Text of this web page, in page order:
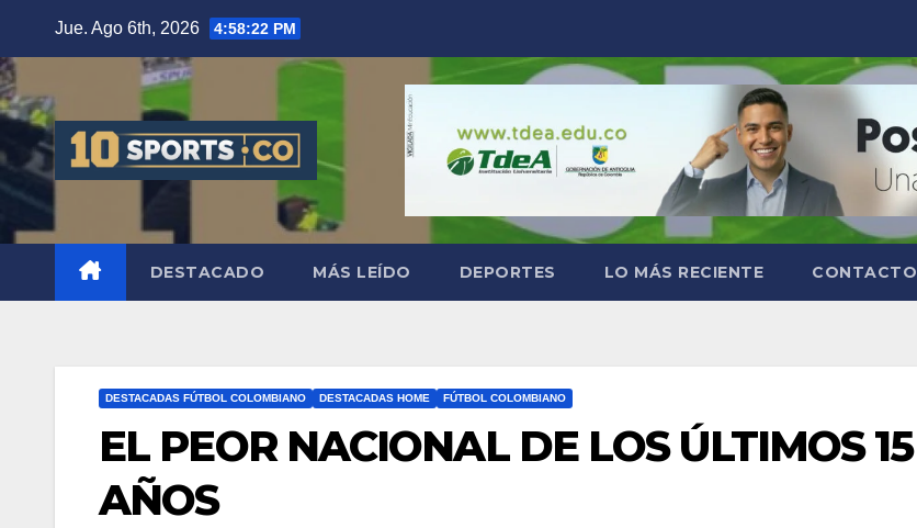
Jue. Ago 6th, 2026 4:58:23 PM
DESTACADO MÁS LEÍDO DEPORTES LO MÁS RECIENTE CONTACTO
DESTACADAS FÚTBOL COLOMBIANO DESTACADAS HOME FÚTBOL COLOMBIANO
EL PEOR NACIONAL DE LOS ÚLTIMOS 15
AÑOS